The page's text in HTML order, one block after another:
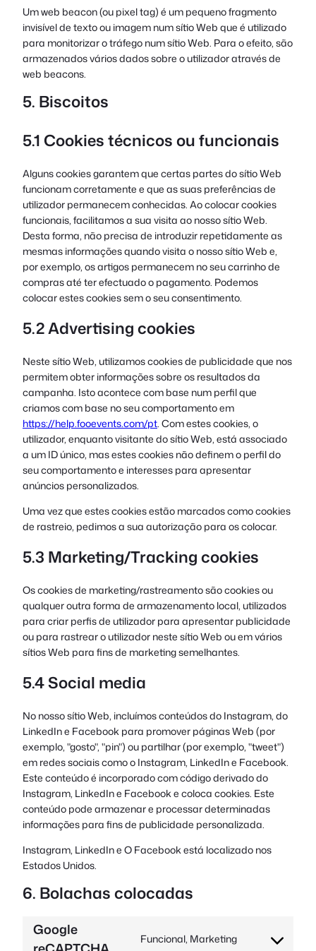
Um web beacon (ou pixel tag) é um pequeno fragmento
invisível de texto ou imagem num sítio Web que é utilizado
para monitorizar o tráfego num sítio Web. Para o efeito, são
armazenados vários dados sobre o utilizador através de
web beacons.
5. Biscoitos
5.1 Cookies técnicos ou funcionais
Alguns cookies garantem que certas partes do sítio Web
funcionam corretamente e que as suas preferências de
utilizador permanecem conhecidas. Ao colocar cookies
funcionais, facilitamos a sua visita ao nosso sítio Web.
Desta forma, não precisa de introduzir repetidamente as
mesmas informações quando visita o nosso sítio Web e,
por exemplo, os artigos permanecem no seu carrinho de
compras até ter efectuado o pagamento. Podemos
colocar estes cookies sem o seu consentimento.
5.2 Advertising cookies
Neste sítio Web, utilizamos cookies de publicidade que nos
permitem obter informações sobre os resultados da
campanha. Isto acontece com base num perfil que
criamos com base no seu comportamento em
https://help.fooevents.com/pt. Com estes cookies, o
utilizador, enquanto visitante do sítio Web, está associado
a um ID único, mas estes cookies não definem o perfil do
seu comportamento e interesses para apresentar
anúncios personalizados.
Uma vez que estes cookies estão marcados como cookies
de rastreio, pedimos a sua autorização para os colocar.
5.3 Marketing/Tracking cookies
Os cookies de marketing/rastreamento são cookies ou
qualquer outra forma de armazenamento local, utilizados
para criar perfis de utilizador para apresentar publicidade
ou para rastrear o utilizador neste sítio Web ou em vários
sítios Web para fins de marketing semelhantes.
5.4 Social media
No nosso sítio Web, incluímos conteúdos do Instagram, do
LinkedIn e Facebook para promover páginas Web (por
exemplo, "gosto", "pin") ou partilhar (por exemplo, "tweet")
em redes sociais como o Instagram, LinkedIn e Facebook.
Este conteúdo é incorporado com código derivado do
Instagram, LinkedIn e Facebook e coloca cookies. Este
conteúdo pode armazenar e processar determinadas
informações para fins de publicidade personalizada.
Instagram, LinkedIn e O Facebook está localizado nos
Estados Unidos.
6. Bolachas colocadas
Google
Funcional, Marketing